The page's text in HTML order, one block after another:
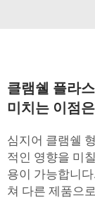
클램쉘 플라
미치는 이점
심지어 클램쉘
적인 영향을 미
용이 가능합니
쳐 다른 제품으